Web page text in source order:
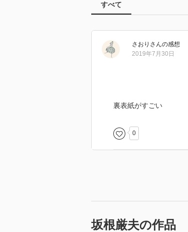
すべて
さおり さんの感想
2019年7月30日
裏表紙がすごい
0
坂根厳夫の作品